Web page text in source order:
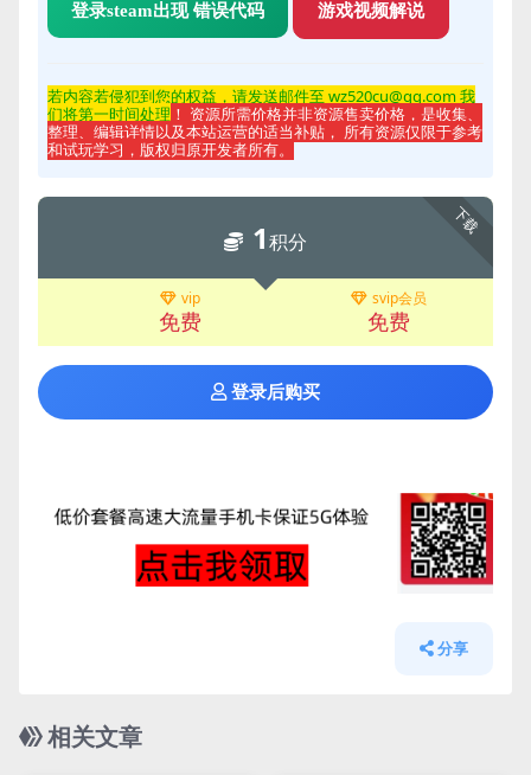
登录steam出现 错误代码 游戏视频解说
若内容若侵犯到您的权益，请发送邮件至 wz520cu@qq.com 我
们将第一时间处理 ！ 资源所需价格并非资源售卖价格，是收集、
整理、编辑详情以及本站运营的适当补贴， 所有资源仅限于参考
和试玩学习，版权归原开发者所有。
下载
1积分
vip
免费
svip会员
免费
登录后购买
分享
相关文章